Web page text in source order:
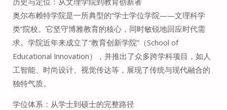
奥尔布赖特学院是一所典型的“学士学位学院——文理科学
类”院校。它坚守博雅教育的核心，同时敏锐地回应时代需
求。学院近年来成立了“教育创新学院”（School of
Educational Innovation），并推出了众多跨学科项目，如人
工智能、时尚设计、视觉传达等，展现了传统与现代融合的
独特气质。
学位体系：从学士到硕士的完整路径